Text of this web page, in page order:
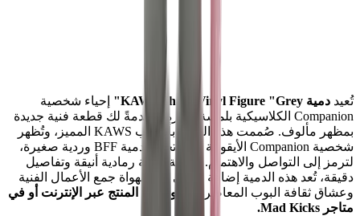
تُعيد دمية KAWS Share Vinyl Figure "Grey"
إحياء شخصية
Companion الكلاسيكية بلمسة مؤثرة، مقدمةً لك قطعة فنية جديدة
بمظهر مألوف. صُممت هذه الدمية بأسلوب KAWS المميز، وتُظهر
شخصية Companion الأيقونية وهي تحمل دمية BFF وردية صغيرة،
لترمز إلى التواصل والاهتمام. بلمسة نهائية رمادية أنيقة وتفاصيل
دقيقة، تُعد هذه الدمية إضافة لا غنى عنها لهواة جمع الأعمال الفنية
وعشاق ثقافة البوب المعاصرة.
تسوق هذا المنتج عبر الإنترنت أو في
متاجر Mad Kicks.